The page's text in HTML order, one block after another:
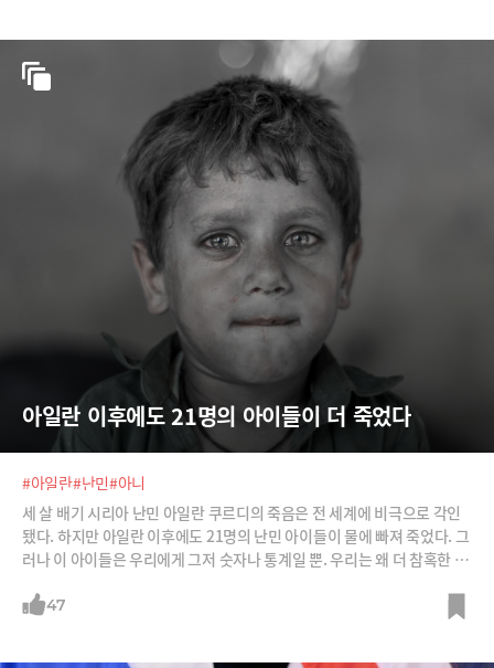
아일란 이후에도 21명의 아이들이 더 죽었다
#아일란#난민#아니
세 살 배기 시리아 난민 아일란 쿠르디의 죽음은 전 세계에 비극으로 각인
됐다. 하지만 아일란 이후에도 21명의 난민 아이들이 물에 빠져 죽었다. 그
러나 이 아이들은 우리에게 그저 숫자나 통계일 뿐. 우리는 왜 더 참혹한 팩
47